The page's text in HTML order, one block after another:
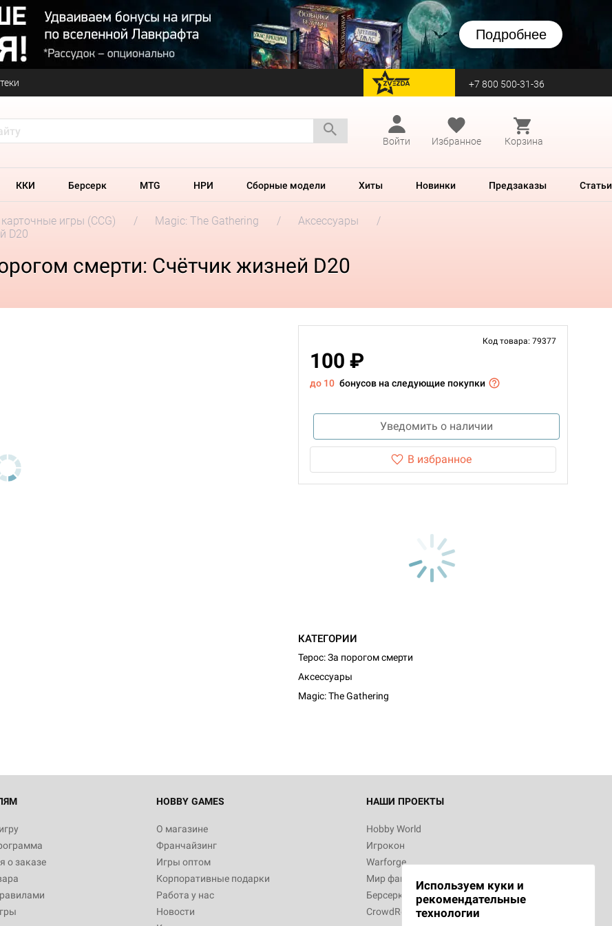
Подробнее
перейти на Zvezda +7 800 500-31-36
Войти
Избранное Корзина
ККИ Берсерк MTG НРИ Сборные модели Хиты Новинки Предзаказы Статьи
игры (CCG) Magic: The Gathering
Аксессуары
D20
смерти: Счётчик жизней D20
Код товара: 79377
100 ₽
до 10 бонусов на следующие покупки
Уведомить о наличии
В избранное
КАТЕГОРИИ
Терос: За порогом смерти
Аксессуары
Magic: The Gathering
о заказе
HOBBY GAMES
О магазине
Франчайзинг
Игры оптом
Корпоративные подарки
Работа у нас
Новости
НАШИ ПРОЕКТЫ
Hobby World
Игрокон
Warforge
Мир фантастики
Берсерк
CrowdRepublic
Используем куки и
рекомендательные
технологии